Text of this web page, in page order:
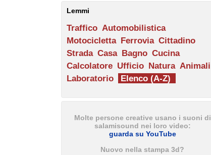
Lemmi
Traffico Automobilistica
Motocicletta Ferrovia Cittadino
Strada Casa Bagno Cucina
Calcolatore Ufficio Natura Animali
Laboratorio
Elenco (A-Z)
Molte persone creative usano i suoni di
salamisound nei loro video:
guarda su YouTube
Nuovo nella stampa 3d?